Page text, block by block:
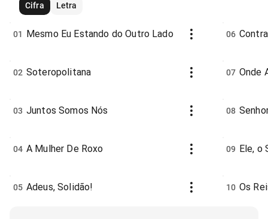
Cifra
Letra
01 Mesmo Eu Estando do Outro Lado
02 Soteropolitana
03 Juntos Somos Nós
04 A Mulher De Roxo
05 Adeus, Solidão!
06
07 Onde
08
09 Ele, o
10 Os